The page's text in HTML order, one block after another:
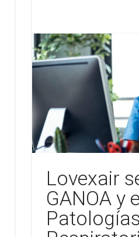
Lovexair
GANOA y
Patologías